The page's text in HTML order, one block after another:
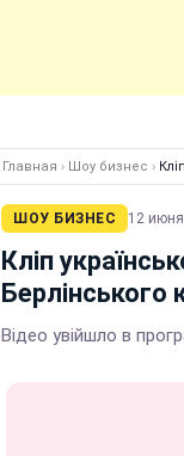
Главная › Шоу бизнес ›
ШОУ БИЗНЕС 12
Кліп
Берлінського
Відео увійшло в